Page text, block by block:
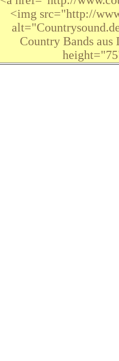
<img src="http://
Country Bands